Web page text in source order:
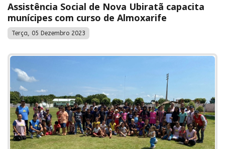
Assistência Social de Nova Ubiratã capacita
munícipes com curso de Almoxarife
Terça, 05 Dezembro 2023